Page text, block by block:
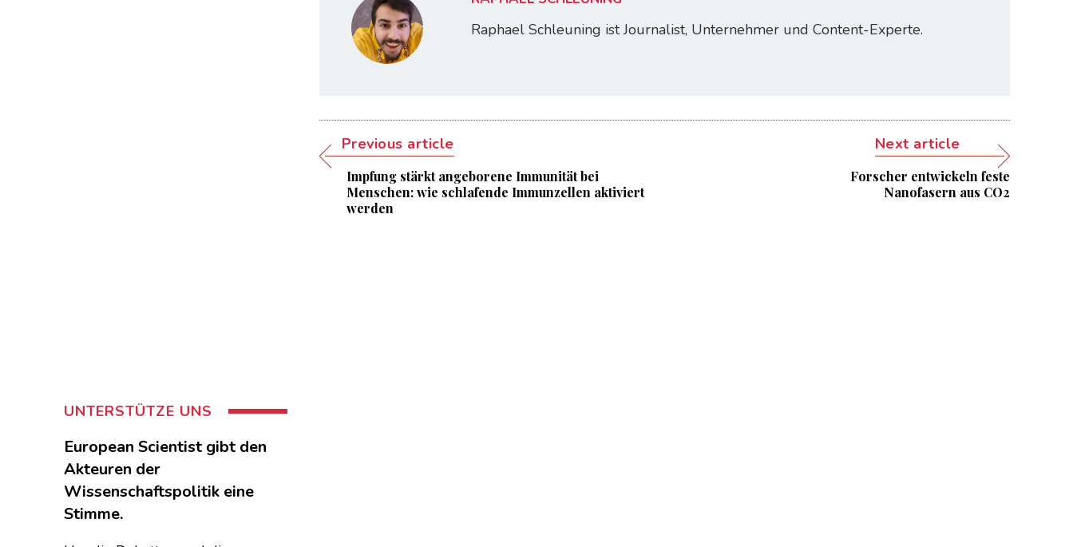
Raphael Schleuning ist Journalist, Unternehmer und Content-Experte.
Previous article
Impfung stärkt angeborene Immunität bei
Menschen: wie schlafende Immunzellen aktiviert
werden
Next article
Forscher entwickeln feste
Nanofasern aus CO2
UNTERSTÜTZE UNS
European Scientist gibt den
Akteuren der
Wissenschaftspolitik eine
Stimme.